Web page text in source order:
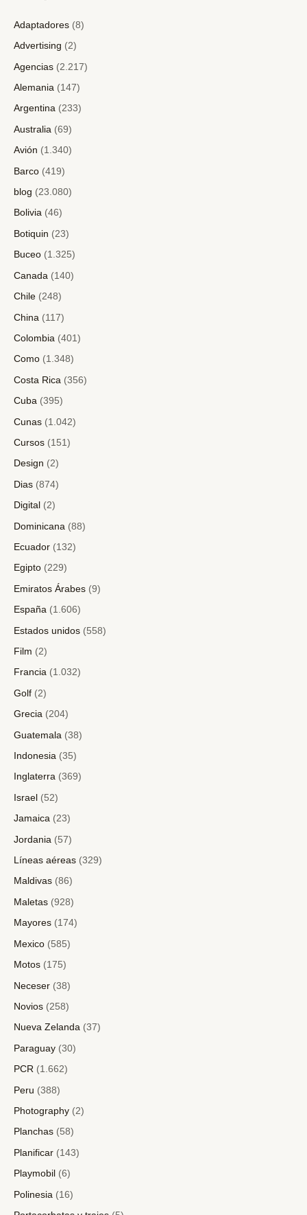
Adaptadores (8)
Advertising (2)
Agencias (2.217)
Alemania (147)
Argentina (233)
Australia (69)
Avión (1.340)
Barco (419)
blog (23.080)
Bolivia (46)
Botiquin (23)
Buceo (1.325)
Canada (140)
Chile (248)
China (117)
Colombia (401)
Como (1.348)
Costa Rica (356)
Cuba (395)
Cunas (1.042)
Cursos (151)
Design (2)
Dias (874)
Digital (2)
Dominicana (88)
Ecuador (132)
Egipto (229)
Emiratos Árabes (9)
España (1.606)
Estados unidos (558)
Film (2)
Francia (1.032)
Golf (2)
Grecia (204)
Guatemala (38)
Indonesia (35)
Inglaterra (369)
Israel (52)
Jamaica (23)
Jordania (57)
Líneas aéreas (329)
Maldivas (86)
Maletas (928)
Mayores (174)
Mexico (585)
Motos (175)
Neceser (38)
Novios (258)
Nueva Zelanda (37)
Paraguay (30)
PCR (1.662)
Peru (388)
Photography (2)
Planchas (58)
Planificar (143)
Playmobil (6)
Polinesia (16)